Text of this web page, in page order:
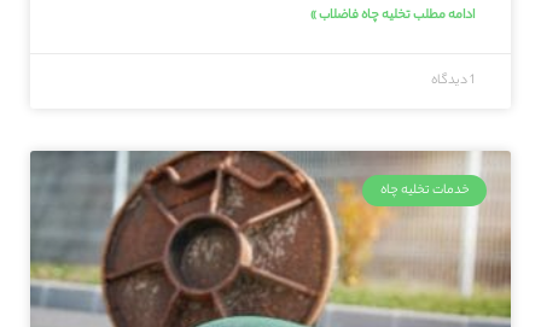
ادامه مطلب تخلیه چاه فاضلاب »
1 دیدگاه
خدمات تخلیه چاه